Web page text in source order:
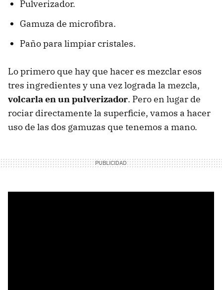
Pulverizador.
Gamuza de microfibra.
Paño para limpiar cristales.
Lo primero que hay que hacer es mezclar esos
tres ingredientes y una vez lograda la mezcla,
volcarla en un pulverizador. Pero en lugar de
rociar directamente la superficie, vamos a hacer
uso de las dos gamuzas que tenemos a mano.